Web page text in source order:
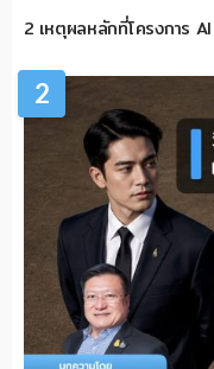
2 เหตุผลหลักที่โครงการ
2